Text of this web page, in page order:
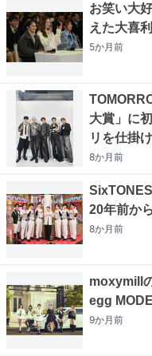
お笑い大
えた大喜
5か月前
大賞」に
リを仕掛
8か月前
20年前か
8か月前
moxymill
egg
9か月前